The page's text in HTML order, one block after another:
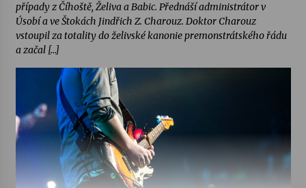
případy z Číhoště, Želiva a Babic. Přednáší administrátor v
Úsobí a ve Štokách Jindřich Z. Charouz. Doktor Charouz
vstoupil za totality do želivské kanonie premonstrátského řádu
a začal […]